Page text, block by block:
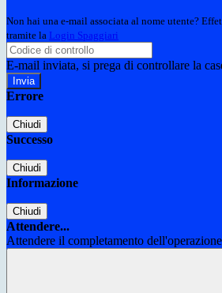
Non hai una e-mail associata al nome utente?
tramite la Login Spaggiari
E-mail inviata, si prega di controllare la
Errore
Chiudi
Successo
Chiudi
Informazione
Chiudi
Attendere...
Attendere il completamento